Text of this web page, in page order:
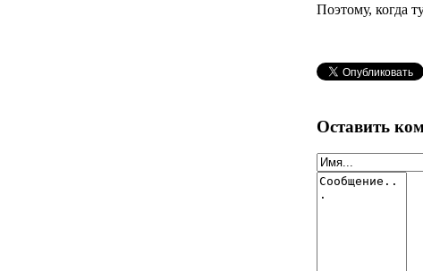
Поэтому, когда
Оставить